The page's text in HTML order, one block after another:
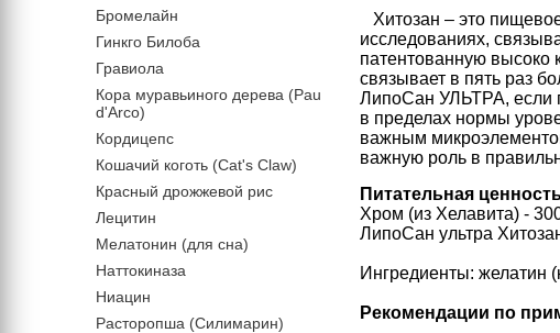
Хитозан – это
исследованиях,
патентованную высоко
связывает в пять раз
ЛипоСан УЛЬТРА, если
в пределах нормы
важным
важную роль в
Питательная
Хром (из Хелавита) -
ЛипоСан ультра
Ингредиенты: желатин
Рекомендации по
Бромелайн
Гинкго Билоба
Гравиола
Кора муравьиного дерева (Pau
d'Arco)
Кордицепс
Кошачий коготь (Cat's Claw)
Красный дрожжевой рис
Лецитин
Мелатонин (для сна)
Наттокиназа
Ниацин
Расторопша (Силимарин)